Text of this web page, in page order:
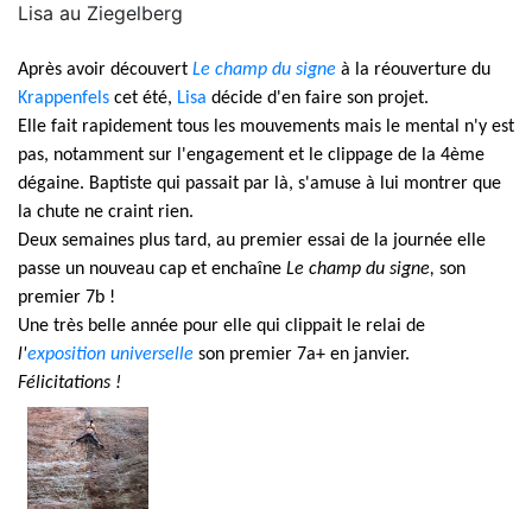
Lisa au Ziegelberg
Après avoir découvert Le champ du signe à la réouverture du
Krappenfels cet été, Lisa décide d'en faire son projet.
Elle fait rapidement tous les mouvements mais le mental n'y est
pas, notamment sur l'engagement et le clippage de la 4ème
dégaine. Baptiste qui passait par là, s'amuse à lui montrer que
la chute ne craint rien.
Deux semaines plus tard, au premier essai de la journée elle
passe un nouveau cap et enchaîne Le champ du signe, son
premier 7b !
Une très belle année pour elle qui clippait le relai de
l'exposition universelle son premier 7a+ en janvier.
Félicitations !